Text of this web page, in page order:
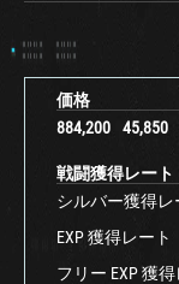
価格
884,200
45,850
戦闘獲得レート
シルバー獲得レ
EXP 獲得レート
フリー EXP 獲